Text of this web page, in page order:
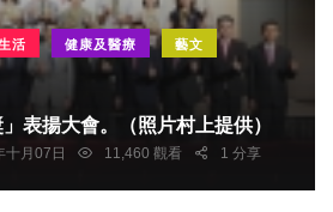
活 健康及醫療 藝文
表揚大會。（照片村上提供）
十月07日 11,460 觀看 1 分享